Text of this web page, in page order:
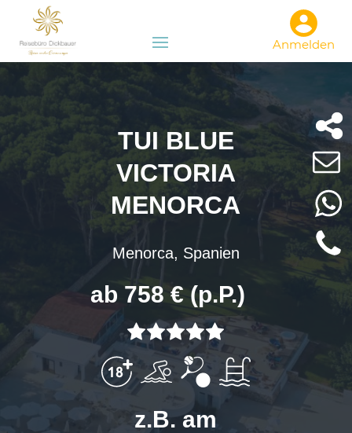
Anmelden
TUI BLUE
VICTORIA
MENORCA
Menorca, Spanien
ab 758 € (p.P.)
z.B. am